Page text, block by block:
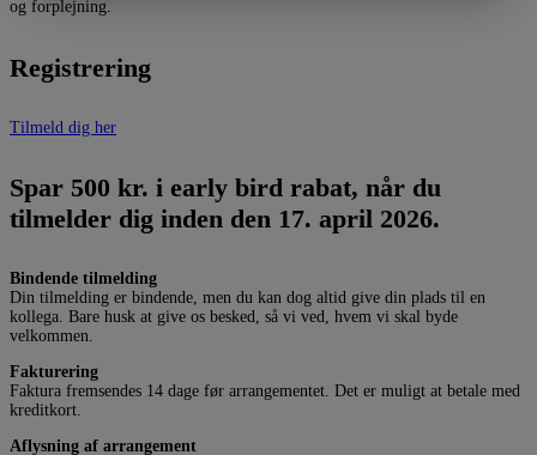
og forplejning.
Registrering
Tilmeld dig her
Spar 500 kr. i early bird rabat, når du
tilmelder dig inden den 17. april 2026.
Bindende tilmelding
Din tilmelding er bindende, men du kan dog altid give din plads til en
kollega. Bare husk at give os besked, så vi ved, hvem vi skal byde
velkommen.
Fakturering
Faktura fremsendes 14 dage før arrangementet. Det er muligt at betale med
kreditkort.
Aflysning af arrangement